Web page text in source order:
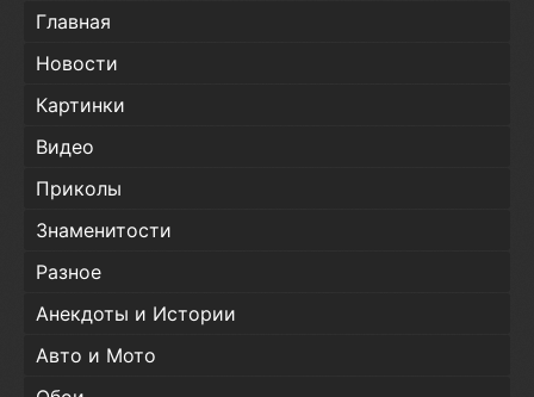
Главная
Новости
Картинки
Видео
Приколы
Знаменитости
Разное
Анекдоты и Истории
Авто и Мото